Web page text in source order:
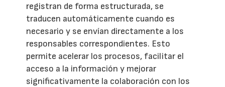
registran de forma estructurada, se
traducen automáticamente cuando es
necesario y se envían directamente a los
responsables correspondientes. Esto
permite acelerar los procesos, facilitar el
acceso a la información y mejorar
significativamente la colaboración con los